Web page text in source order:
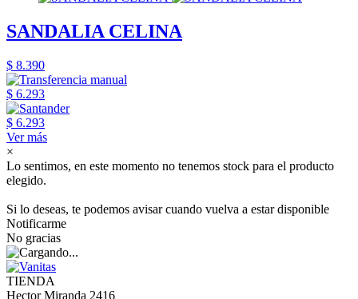
SANDALIA CELINA
$ 8.390
$ 6.293
$ 6.293
Ver más
×
Lo sentimos, en este momento no tenemos stock para el producto
elegido.
Si lo deseas, te podemos avisar cuando vuelva a estar disponible
Notificarme
No gracias
TIENDA
Hector Miranda 2416